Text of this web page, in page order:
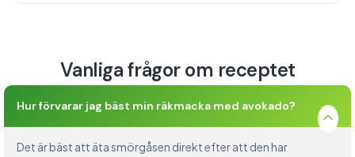
Vanliga frågor om receptet
Hur förvarar jag bäst min räkmacka med avokado?
Det är bäst att äta smörgåsen direkt efter att den har